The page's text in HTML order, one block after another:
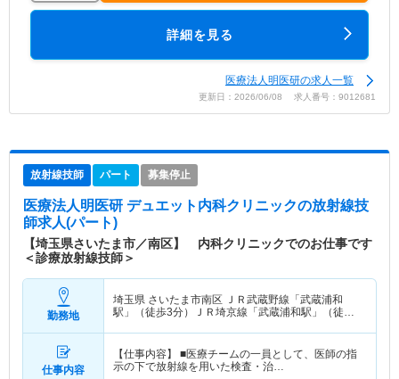
詳細を見る
医療法人明医研の求人一覧
更新日：2026/06/08 求人番号：9012681
放射線技師 パート 募集停止
医療法人明医研 デュエット内科クリニックの放射線技
師求人(パート)
【埼玉県さいたま市／南区】 内科クリニックでのお仕事です
＜診療放射線技師＞
勤務地
埼玉県 さいたま市南区
ＪＲ武蔵野線「武蔵浦和
駅」（徒歩3分）ＪＲ埼京線「武蔵浦和駅」（徒歩3
仕事内容
【仕事内容】 ■医療チームの一員として、医師の指
示の下で放射線を用いた検査・治…